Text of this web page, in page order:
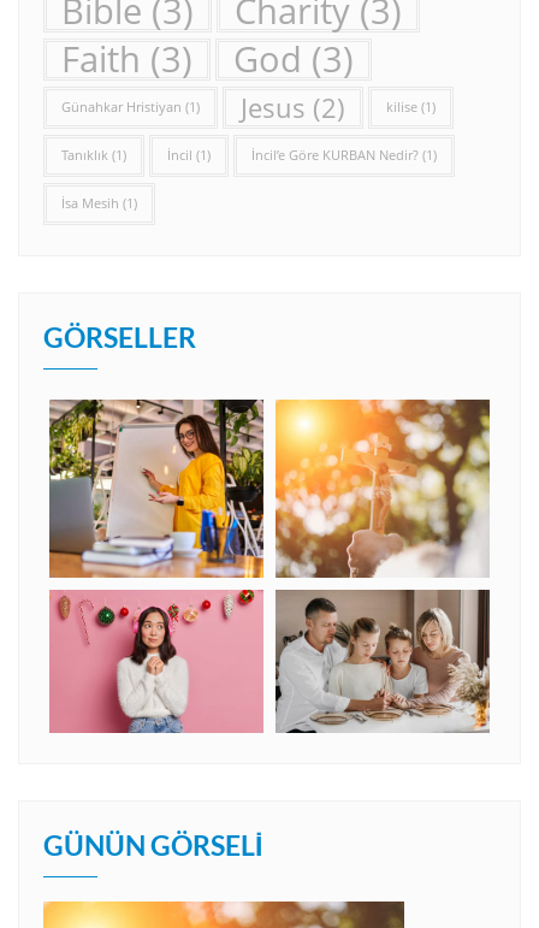
Bible (3) Charity (3)
Faith (3) God (3)
Günahkar Hristiyan (1) Jesus (2) kilise (1)
Tanıklık (1) İncil (1) İncil’e Göre KURBAN Nedir? (1)
İsa Mesih (1)
GÖRSELLER
GÜNÜN GÖRSELI